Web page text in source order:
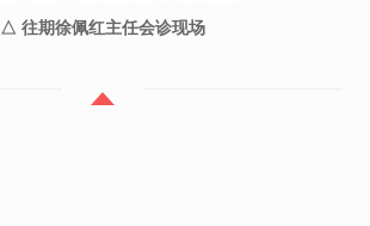
△ 往期徐佩红主任会诊现场